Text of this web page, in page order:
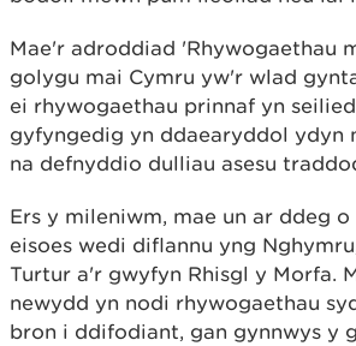
Mae'r adroddiad 'Rhywogaethau
golygu mai Cymru yw'r wlad
ei rhywogaethau prinnaf yn
gyfyngedig yn ddaearyddol ydyn
na defnyddio dulliau asesu
Ers y mileniwm, mae un ar ddeg
eisoes wedi diflannu yng
Turtur a'r gwyfyn Rhisgl y Morfa.
newydd yn nodi rhywogaethau
bron i ddifodiant, gan gynnwys y